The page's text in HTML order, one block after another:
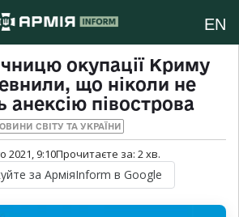
EN
окупації Криму
що ніколи не
анексію півострова
СВІТУ ТА УКРАЇНИ
2021, 9:10Прочитаєте за: 2хв.
за АрміяInform в Google